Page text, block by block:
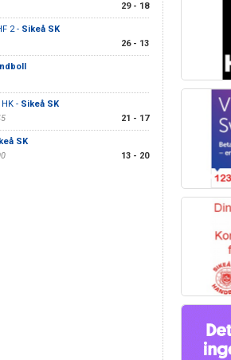
29 - 18
2 - Sikeå SK
26 - 13
- Sikeå SK
21 - 17
SK
13 - 20